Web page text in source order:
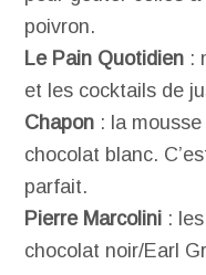
poivron.
Le Pain Quotidien :
et les cocktails de
Chapon : la
chocolat blanc.
parfait.
Pierre Marcolini :
chocolat noir/Earl